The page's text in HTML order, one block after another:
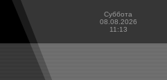
Суббота
08.08.2026
11:13